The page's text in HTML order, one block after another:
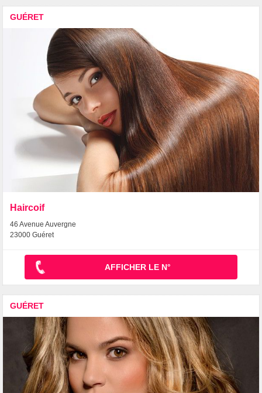
GUÉRET
Haircoif
46 Avenue Auvergne
23000 Guéret
AFFICHER LE N°
GUÉRET